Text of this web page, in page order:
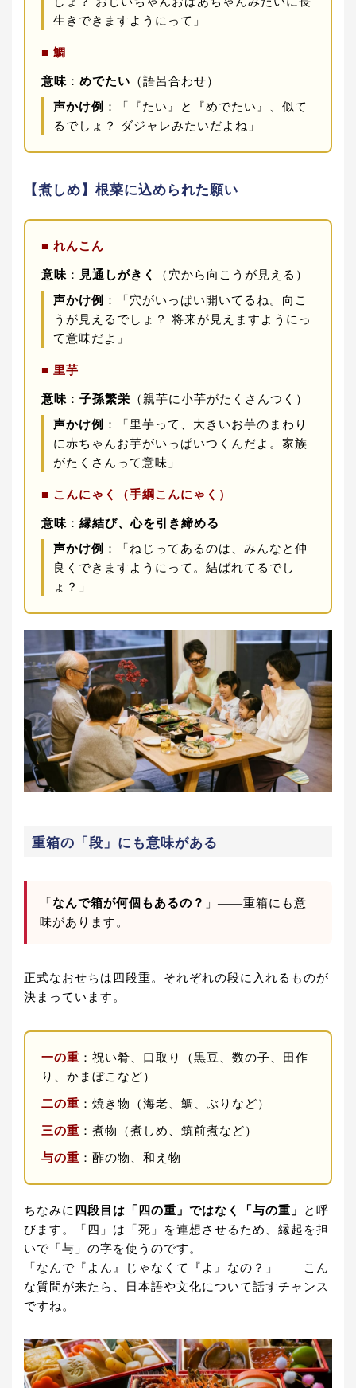
生きできますようにって」
■ 鯛
意味 ： めでたい （語呂合わせ）
声かけ例 ：「『たい』と『めでたい』、似て
るでしょ？ ダジャレみたいだよね」
【煮しめ】根菜に込められた願い
■ れんこん
意味 ： 見通しがきく
（穴から向こうが見える）
声かけ例 ：「穴がいっぱい開いてるね。向こ
うが見えるでしょ？ 将来が見えますようにっ
て意味だよ」
■ 里芋
意味 ： 子孫繁栄 （親芋に小芋がたくさんつく）
声かけ例 ：「里芋って、大きいお芋のまわり
に赤ちゃんお芋がいっぱいつくんだよ。家族
がたくさんって意味」
■ こんにゃく（手綱こんにゃく）
意味 ： 縁結び、心を引き締める
声かけ例 ：「ねじってあるのは、みんなと仲
良くできますようにって。結ばれてるでし
ょ？」
重箱の「段」にも意味がある
「 なんで箱が何個もあるの？ 」——重箱にも意
味があります。
正式なおせちは四段重。それぞれの段に入れるものが
決まっています。
一の重 ：祝い肴、口取り（黒豆、数の子、田作
り、かまぼこなど）
二の重 ：焼き物（海老、鯛、ぶりなど）
三の重 ：煮物（煮しめ、筑前煮など）
与の重 ：酢の物、和え物
ちなみに 四段目は「四の重」ではなく「与の重」
と呼
びます。「四」は「死」を連想させるため、縁起を担
いで「与」の字を使うのです。
「なんで『よん』じゃなくて『よ』なの？」——こん
な質問が来たら、日本語や文化について話すチャンス
ですね。